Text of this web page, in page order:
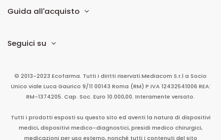
Guida all'acquisto
Seguici su
© 2013-2023 Ecofarma. Tutti i diritti riservati.Mediacom S.r.l a Socio
Unico viale Luca Gaurico 9/11 00143 Roma (RM) P.IVA 12432541006 REA:
RM-1374205. Cap. Soc. Euro 10.000,00. Interamente versato.
Tutti i prodotti esposti su questo sito ed aventi la natura di dispositivi
medici, dispositivi medico-diagnostici, presidi medico chirurgici,
medicazioni per uso esterno, nonché tutti i contenuti del sito